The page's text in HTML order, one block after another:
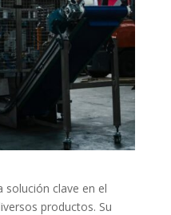
solución clave en el
productos. Su